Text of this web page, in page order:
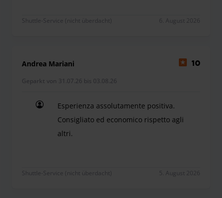
Shuttle-Service (nicht überdacht) 6. August 2026
Andrea Mariani 10
Geparkt von 31.07.26 bis 03.08.26
Esperienza assolutamente positiva.
Consigliato ed economico rispetto agli
altri.
Shuttle-Service (nicht überdacht) 5. August 2026